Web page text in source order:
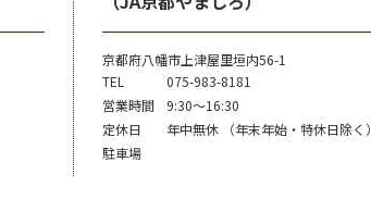
京都府八幡市上津屋里垣内56-1
TEL
075-983-8181
営業時間
9:30～16:30
定休日
年中無休 （年末年始・特休日除く）
駐車場